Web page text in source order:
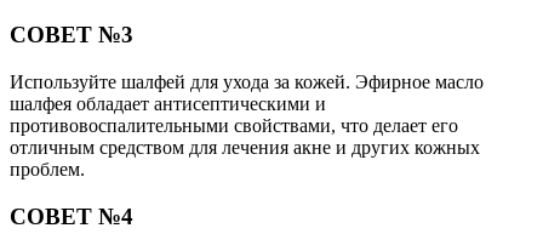
СОВЕТ №3
Используйте шалфей для ухода за кожей. Эфирное масло
шалфея обладает антисептическими и
противовоспалительными свойствами, что делает его
отличным средством для лечения акне и других кожных
проблем.
СОВЕТ №4